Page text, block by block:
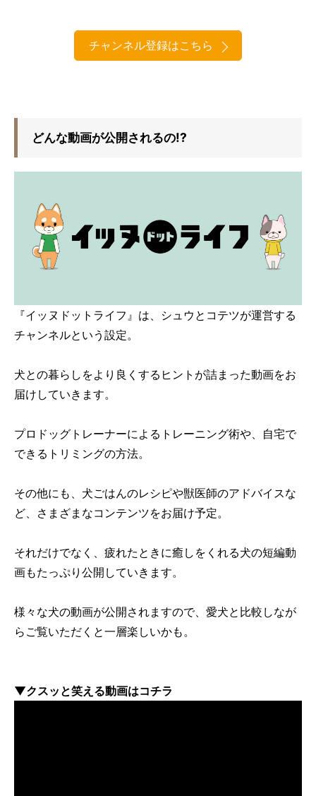
チャンネル登録はこちら
どんな動画が公開されるの!?
『イッヌドットライフ』は、シュウとコテツが運営する
チャンネルという設定。
犬との暮らしをより良くするヒントが詰まった動画をお
届けしていきます。
プロドッグトレーナーによるトレーニング術や、自宅で
できるトリミングの方法。
その他にも、犬ごはんのレシピや獣医師のアドバイスな
ど、さまざまなコンテンツをお届け予定。
それだけでなく、疲れたときに癒しをくれる犬の短編動
画もたっぷり公開していきます。
様々な犬の動画が公開されますので、愛犬と比較しなが
らご覧いただくと一層楽しいかも。
▼クスッと笑える動画はコチラ